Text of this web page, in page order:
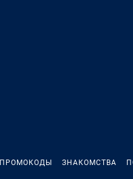
ПРОМОКОДЫ ЗНАКОМСТВА